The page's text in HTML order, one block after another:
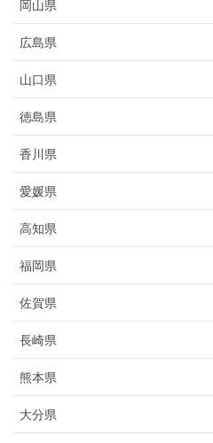
岡山県
広島県
山口県
徳島県
香川県
愛媛県
高知県
福岡県
佐賀県
長崎県
熊本県
大分県